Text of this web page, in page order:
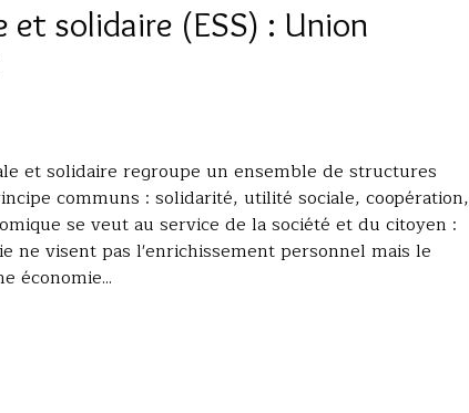
et solidaire (ESS) : Union
et solidaire regroupe un ensemble de structures
communs : solidarité, utilité sociale, coopération,
se veut au service de la société et du citoyen :
ne visent pas l'enrichissement personnel mais le
économie...